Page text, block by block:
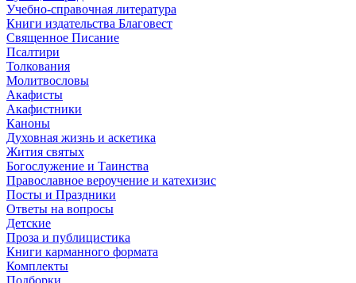
Учебно-справочная литература
Книги издательства Благовест
Священное Писание
Псалтири
Толкования
Молитвословы
Акафисты
Акафистники
Каноны
Духовная жизнь и аскетика
Жития святых
Богослужение и Таинства
Православное вероучение и катехизис
Посты и Праздники
Ответы на вопросы
Детские
Проза и публицистика
Книги карманного формата
Комплекты
Подборки